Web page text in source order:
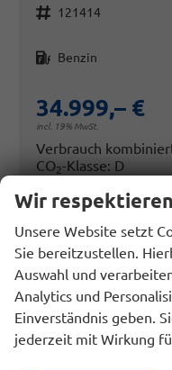
121414
Benzin
34.999,– €
incl. 19% MwSt.
Verbrauch
CO2-Klasse: D
Wir
Unsere Website setzt
Sie bereitzustellen.
Auswahl und
Analytics und
Einverständnis geben.
jederzeit mit Wirkung